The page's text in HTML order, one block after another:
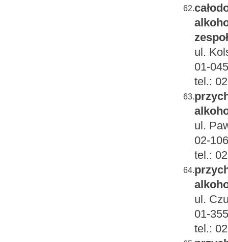
62.
ul.
01-
tel.:
63.
ul.
02-
tel.:
64.
ul.
01-
tel.: